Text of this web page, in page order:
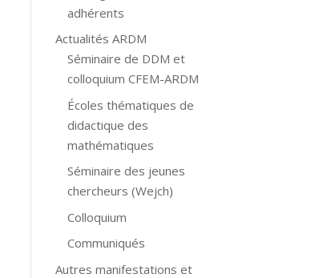
adhérents
Actualités ARDM
Séminaire de DDM et
colloquium CFEM-ARDM
Écoles thématiques de
didactique des
mathématiques
Séminaire des jeunes
chercheurs (Wejch)
Colloquium
Communiqués
Autres manifestations et